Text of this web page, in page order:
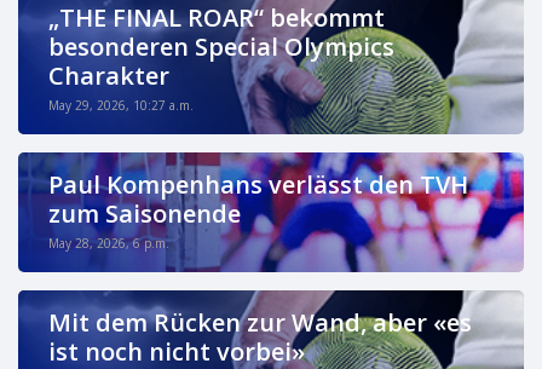
„THE FINAL ROAR“ bekommt
besonderen Special Olympics
Charakter
May 29, 2026, 10:27 a.m.
Paul Kompenhans verlässt den TVH
zum Saisonende
May 28, 2026, 6 p.m.
Mit dem Rücken zur Wand, aber «es
ist noch nicht vorbei»